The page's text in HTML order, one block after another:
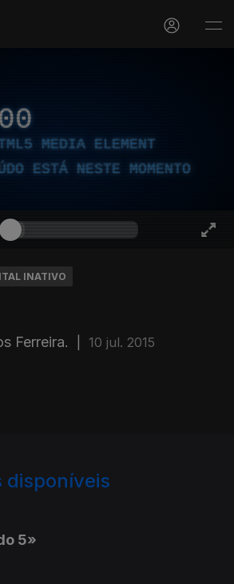
MEDIA ELEMENT
ESTÁ NESTE MOMENTO
INATIVO
Ferreira. 10 jul. 2015
disponíveis
5»